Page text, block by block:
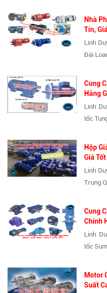
Nhà
Tín,
Linh
Đài
Cung
Hãng
Linh
tốc
Hộp
Giá Tốt
Linh
Trung
Cung
Chính
Linh
tốc
Motor
Suất